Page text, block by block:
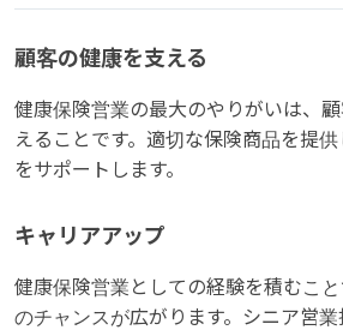
顧客の健康を支える
健康保険営業の最大のやりがいは、
えることです。適切な保険商品を提
をサポートします。
キャリアアップ
健康保険営業としての経験を積むこ
のチャンスが広がります。シニア営